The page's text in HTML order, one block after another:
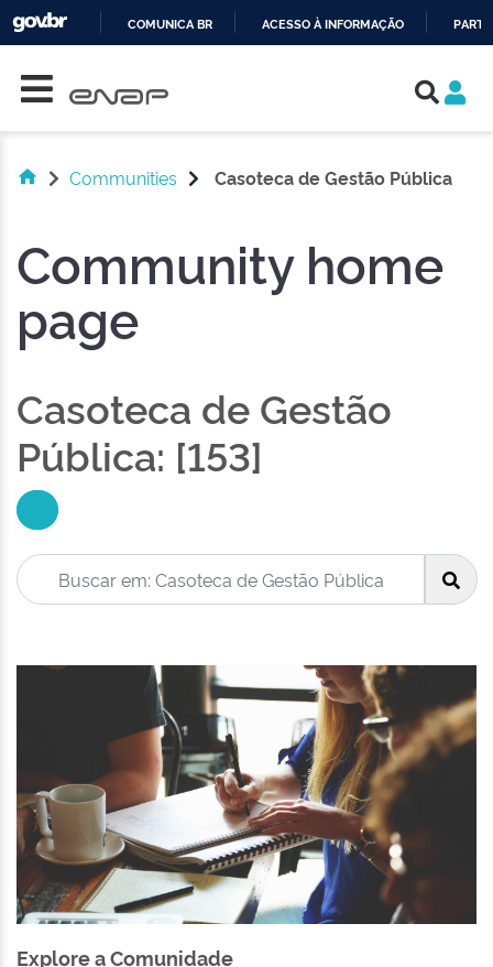
COMUNICA BR ACESSO À INFORMAÇÃO
Communities Casoteca de Gestão Pública
Community home
page
Casoteca de Gestão
Pública: [153]
Explore a Comunidade